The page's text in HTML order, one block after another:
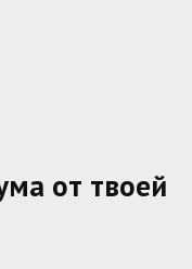
от твоей